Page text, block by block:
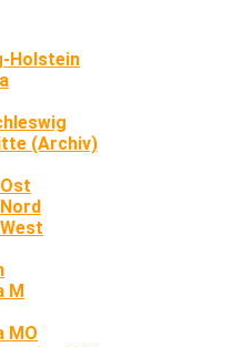
Holstein
(Archiv)
M
MO